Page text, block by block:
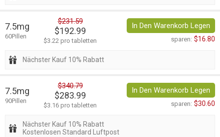
7.5mg
60Pillen
$231.59
$192.99
$3.22 pro tabletten
In Den Warenkorb Legen
sparen: $16.80
Nächster Kauf 10% Rabatt
7.5mg
90Pillen
$340.79
$283.99
$3.16 pro tabletten
In Den Warenkorb Legen
sparen: $30.60
Nächster Kauf 10% Rabatt
Kostenlosen Standard Luftpost